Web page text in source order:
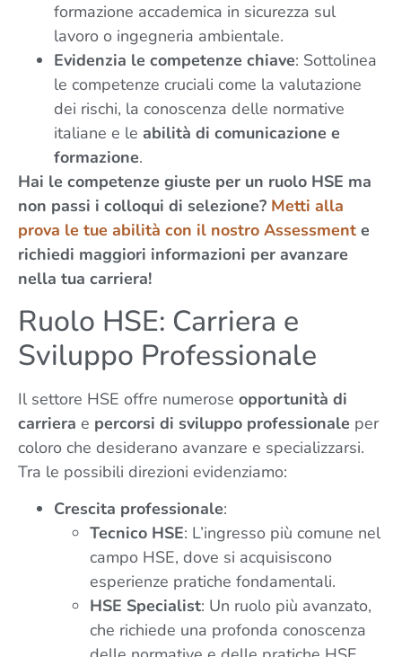
formazione accademica in sicurezza sul
lavoro o ingegneria ambientale.
Evidenzia le competenze chiave: Sottolinea
le competenze cruciali come la valutazione
dei rischi, la conoscenza delle normative
italiane e le abilità di comunicazione e
formazione.
Hai le competenze giuste per un ruolo HSE ma
non passi i colloqui di selezione? Metti alla
prova le tue abilità con il nostro Assessment e
richiedi maggiori informazioni per avanzare
nella tua carriera!
Ruolo HSE: Carriera e
Sviluppo Professionale
Il settore HSE offre numerose opportunità di
carriera e percorsi di sviluppo professionale per
coloro che desiderano avanzare e specializzarsi.
Tra le possibili direzioni evidenziamo:
Crescita professionale:
Tecnico HSE: L’ingresso più comune nel
campo HSE, dove si acquisiscono
esperienze pratiche fondamentali.
HSE Specialist: Un ruolo più avanzato,
che richiede una profonda conoscenza